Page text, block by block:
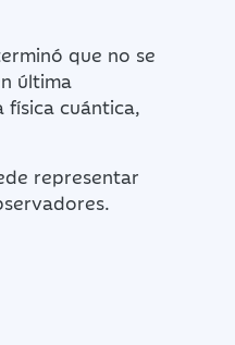
que no se
última
física cuántica,
representar